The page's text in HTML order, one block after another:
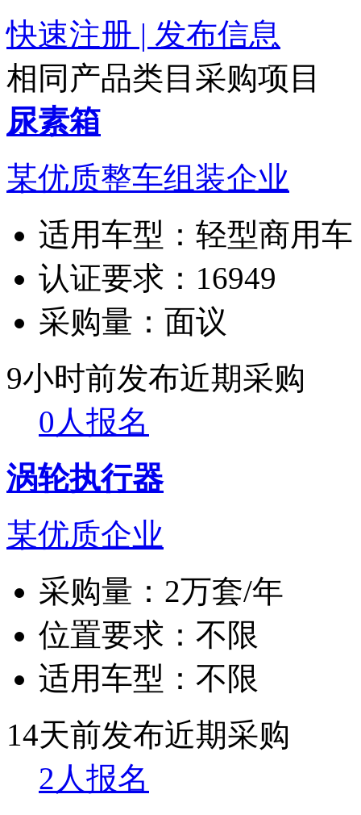
快速注册 | 发布信息
相同产品类目采购项目
尿素箱
某优质整车组装企业
适用车型： 轻型商用车
认证要求： 16949
采购量： 面议
9小时前发布近期采购
0人报名
涡轮执行器
某优质企业
采购量： 2万套/年
位置要求： 不限
适用车型： 不限
14天前发布近期采购
2人报名